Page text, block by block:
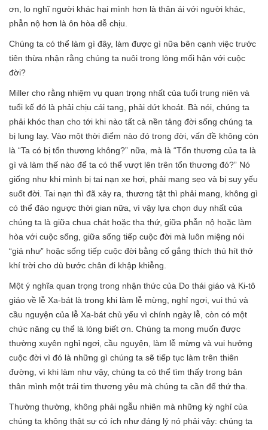
ơn, lo nghĩ người khác hại mình hơn là thân ái với người khác,
phẫn nộ hơn là ôn hòa dễ chịu.
Chúng ta có thể làm gì đây, làm được gì nữa bên cạnh việc trước
tiên thừa nhận rằng chúng ta nuôi trong lòng mối hận với cuộc
đời?
Miller cho rằng nhiệm vụ quan trọng nhất của tuổi trung niên và
tuổi kế đó là phải chịu cái tang, phải dứt khoát. Bà nói, chúng ta
phải khóc than cho tới khi nào tất cả nền tảng đời sống chúng ta
bị lung lay. Vào một thời điểm nào đó trong đời, vấn đề không còn
là “Ta có bị tổn thương không?” nữa, mà là “Tổn thương của ta là
gì và làm thế nào để ta có thể vượt lên trên tổn thương đó?” Nó
giống như khi mình bị tai nạn xe hơi, phải mang sẹo và bị suy yếu
suốt đời. Tai nạn thì đã xảy ra, thương tật thì phải mang, không gì
có thể đảo ngược thời gian nữa, vì vậy lựa chọn duy nhất của
chúng ta là giữa chua chát hoặc tha thứ, giữa phẫn nộ hoặc làm
hòa với cuộc sống, giữa sống tiếp cuộc đời mà luôn miệng nói
“giá như” hoặc sống tiếp cuộc đời bằng cố gắng thích thú hít thở
khí trời cho dù bước chân đi khập khiễng.
Một ý nghĩa quan trọng trong nhận thức của Do thái giáo và Ki-tô
giáo về lễ Xa-bát là trong khi làm lễ mừng, nghỉ ngơi, vui thú và
cầu nguyện của lễ Xa-bát chủ yếu vì chính ngày lễ, còn có một
chức năng cụ thể là lòng biết ơn. Chúng ta mong muốn được
thường xuyên nghỉ ngơi, cầu nguyện, làm lễ mừng và vui hưởng
cuộc đời vì đó là những gì chúng ta sẽ tiếp tục làm trên thiên
đường, vì khi làm như vậy, chúng ta có thể tìm thấy trong bản
thân mình một trái tim thương yêu mà chúng ta cần để thứ tha.
Thường thường, không phải ngẫu nhiên mà những kỳ nghỉ của
chúng ta không thật sự có ích như đáng lý nó phải vậy: chúng ta